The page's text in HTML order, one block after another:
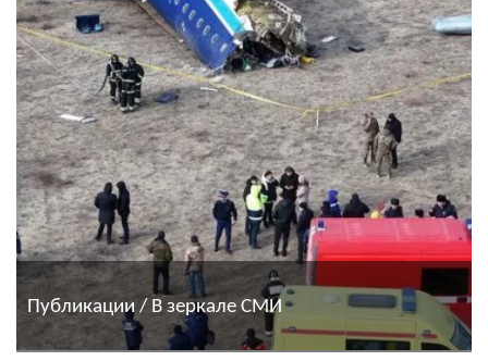
Публикации / В зеркале СМИ